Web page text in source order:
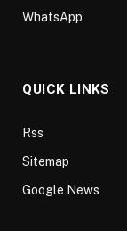
WhatsApp
QUICK LINKS
Rss
Sitemap
Google News